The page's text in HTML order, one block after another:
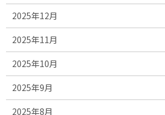
2025年12月
2025年11月
2025年10月
2025年9月
2025年8月